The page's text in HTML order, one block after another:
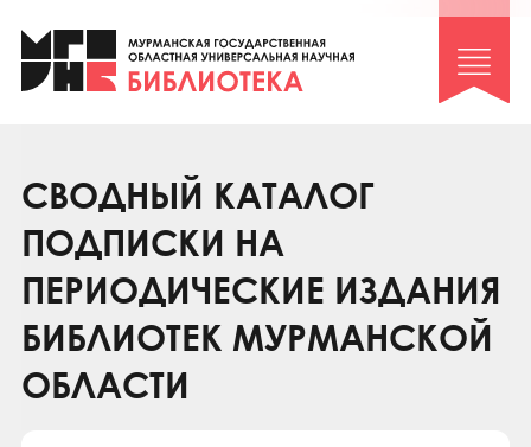
Клуб «Гиря и сельдерей»
Клуб «Семейный архив»
Коллегам
Контакты
СВОДНЫЙ КАТАЛОГ
ПОДПИСКИ НА
ПЕРИОДИЧЕСКИЕ ИЗДАНИЯ
БИБЛИОТЕК МУРМАНСКОЙ
ОБЛАСТИ